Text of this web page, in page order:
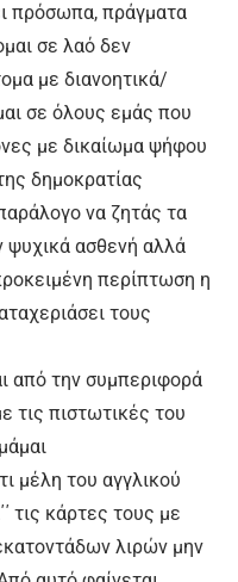
πρόσωπα, πράγματα
σε λαό δεν
με διανοητικά/
σε όλους εμάς που
με δικαίωμα ψήφου
δημοκρατίας
να ζητάς τα
ψυχικά ασθενή αλλά
περίπτωση η
τους
από την συμπεριφορά
τις πιστωτικές του
μέλη του αγγλικού
τις κάρτες τους με
λιρών μην